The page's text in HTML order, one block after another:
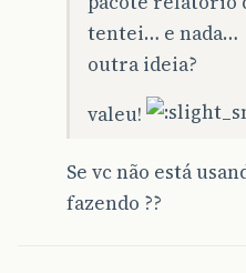
tentei… e nada…
outra ideia?
valeu!
Se vc não está
fazendo ??